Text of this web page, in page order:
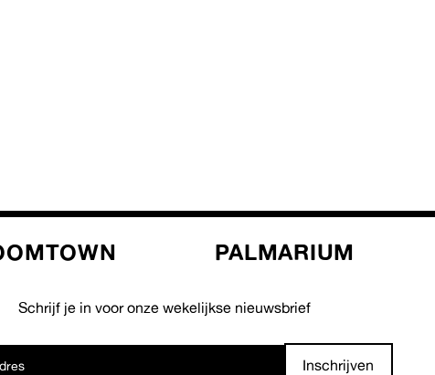
PALMARIUM
Schrijf je in voor onze wekelijkse nieuwsbrief
Inschrijven